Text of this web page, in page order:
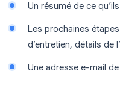
Un résumé de ce
Les prochaines
d’entretien, détails de
Une adresse e-mail